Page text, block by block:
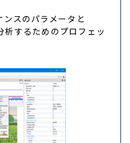
スのパラメータと
するためのプロフェッ